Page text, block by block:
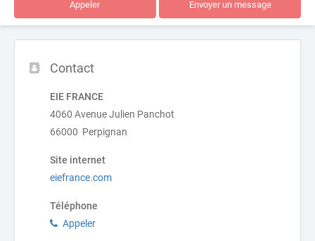
Appeler Envoyer un message
Contact
EIE FRANCE
4060 Avenue Julien Panchot
66000 Perpignan
Site internet
eiefrance.com
Téléphone
Appeler